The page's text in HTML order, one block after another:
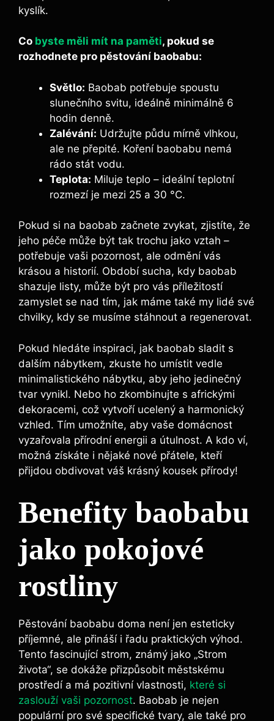
kyslík.
Co byste měli mít na paměti, pokud se
rozhodnete pro pěstování baobabu:
Světlo: Baobab potřebuje spoustu
slunečního svitu, ideálně minimálně 6
hodin denně.
Zalévání: Udržujte půdu mírně vlhkou,
ale ne přepité. Koření baobabu nemá
rádo stát vodu.
Teplota: Miluje teplo – ideální teplotní
rozmezí je mezi 25 a 30 °C.
Pokud si na baobab začnete zvykat, zjistíte, že
jeho péče může být tak trochu jako vztah –
potřebuje vaši pozornost, ale odmění vás
krásou a historií. Období sucha, kdy baobab
shazuje listy, může být pro vás příležitostí
zamyslet se nad tím, jak máme také my lidé své
chvilky, kdy se musíme stáhnout a regenerovat.
Pokud hledáte inspiraci, jak baobab sladit s
dalším nábytkem, zkuste ho umístit vedle
minimalistického nábytku, aby jeho jedinečný
tvar vynikl. Nebo ho zkombinujte s africkými
dekoracemi, což vytvoří ucelený a harmonický
vzhled. Tím umožníte, aby vaše domácnost
vyzařovala přírodní energii a útulnost. A kdo ví,
možná získáte i nějaké nové přátele, kteří
přijdou obdivovat váš krásný kousek přírody!
Benefity baobabu
jako pokojové
rostliny
Pěstování baobabu doma není jen esteticky
příjemné, ale přináší i řadu praktických výhod.
Tento fascinující strom, známý jako „Strom
života“, se dokáže přizpůsobit městskému
prostředí a má pozitivní vlastnosti, které si
zaslouží vaši pozornost. Baobab je nejen
populární pro své specifické tvary, ale také pro